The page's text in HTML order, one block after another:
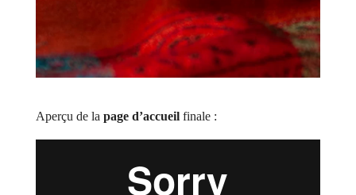
Aperçu de la page d’accueilfinale :